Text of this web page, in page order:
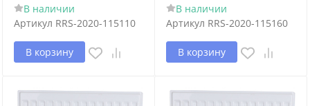
В наличии
Артикул RRS-2020-115110
В корзину
В наличии
Артикул RRS-2020-115160
В корзину